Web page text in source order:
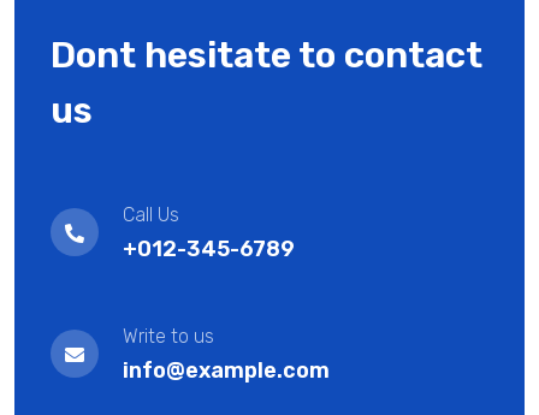
Dont hesitate to contact
us
Call Us
+012-345-6789
Write to us
info@example.com